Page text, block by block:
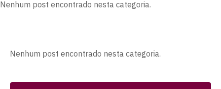
Nenhum post encontrado nesta categoria.
Nenhum post encontrado nesta categoria.